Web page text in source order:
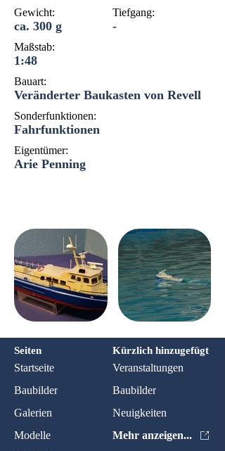
Gewicht: Tiefgang:
ca. 300 g -
Maßstab:
1:48
Bauart:
Veränderter Baukasten von Revell
Sonderfunktionen:
Fahrfunktionen
Eigentümer:
Arie Penning
Seiten Kürzlich hinzugefügt
Startseite
Veranstaltungen
Baubilder
Baubilder
Galerien
Neuigkeiten
Modelle
Mehr anzeigen...